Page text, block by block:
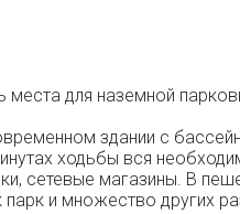
для наземной
здании с
ходьбы вся
сетевые магазины. В
и множество других